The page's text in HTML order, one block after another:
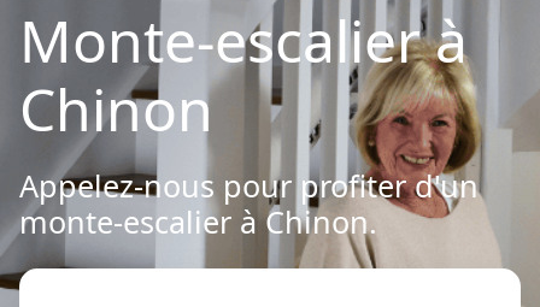
Monte-escalier à
Chinon
Appelez-nous pour profiter d'un
monte-escalier à Chinon.